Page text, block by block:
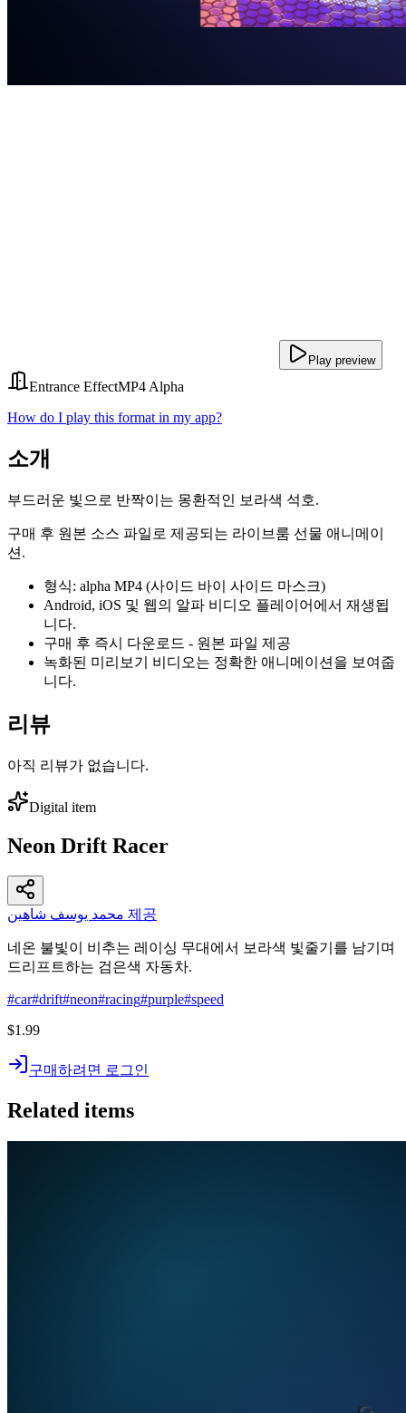
Play preview
Entrance EffectMP4 Alpha
How do I play this format in my app?
소개
부드러운 빛으로 반짝이는 몽환적인 보라색 석호.
구매 후 원본 소스 파일로 제공되는 라이브룸 선물 애니메이
션.
형식: alpha MP4 (사이드 바이 사이드 마스크)
Android, iOS 및 웹의 알파 비디오 플레이어에서 재생됩
니다.
구매 후 즉시 다운로드 - 원본 파일 제공
녹화된 미리보기 비디오는 정확한 애니메이션을 보여줍
니다.
리뷰
아직 리뷰가 없습니다.
Digital item
Neon Drift Racer
محمد يوسف شاهين 제공
네온 불빛이 비추는 레이싱 무대에서 보라색 빛줄기를 남기며
드리프트하는 검은색 자동차.
#car#drift#neon#racing#purple#speed
$1.99
구매하려면 로그인
Related items